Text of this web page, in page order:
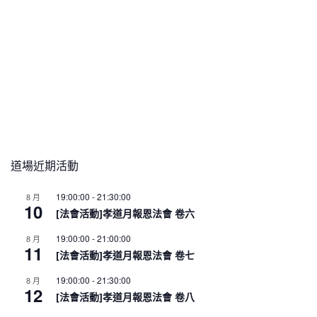
道場近期活動
8 月
10
19:00:00 -21:30:00
[法會活動]孝道月報恩法會 卷六
8 月
11
19:00:00 -21:00:00
[法會活動]孝道月報恩法會 卷七
8 月
12
19:00:00 -21:30:00
[法會活動]孝道月報恩法會 卷八